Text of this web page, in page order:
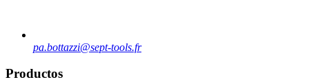
pa.bottazzi@sept-tools.fr
Productos